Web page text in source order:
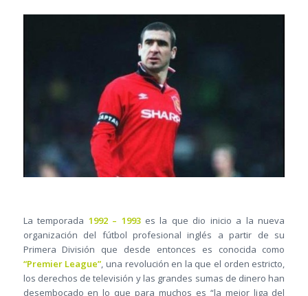
La temporada 1992 – 1993es la que dio inicio a la nueva
organización del fútbol profesional inglés a partir de su
Primera División que desde entonces es conocida como
“Premier League”, una revolución en la que el orden estricto,
los derechos de televisión y las grandes sumas de dinero han
desembocado en lo que para muchos es “la mejor liga del